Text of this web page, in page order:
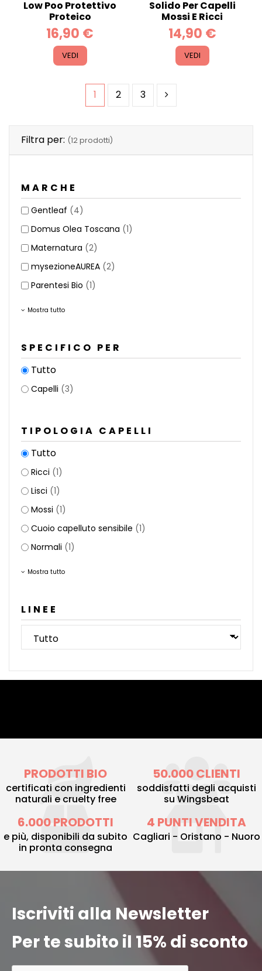
Low Poo Protettivo
Proteico
16,90 €
VEDI
Solido Per Capelli
Mossi E Ricci
14,90 €
VEDI
1 2 3
Filtra per: (12 prodotti)
MARCHE
Gentleaf (4)
Domus Olea Toscana (1)
Maternatura (2)
mysezioneAUREA (2)
Parentesi Bio (1)
Mostra tutto
SPECIFICO PER
Tutto
Capelli (3)
TIPOLOGIA CAPELLI
Tutto
Ricci (1)
Lisci (1)
Mossi (1)
Cuoio capelluto sensibile (1)
Normali (1)
Mostra tutto
LINEE
PRODOTTI BIO
certificati con ingredienti
naturali e cruelty free
50.000 CLIENTI
soddisfatti degli acquisti
su Wingsbeat
6.000 PRODOTTI
e più, disponibili da subito
in pronta consegna
4 PUNTI VENDITA
Cagliari - Oristano - Nuoro
Iscriviti alla Newsletter
Per te subito il 15% di sconto